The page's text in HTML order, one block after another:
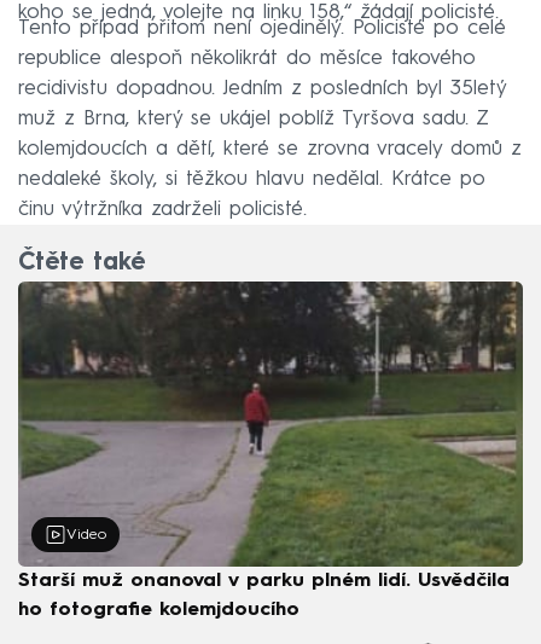
koho se jedná, volejte na linku 158,“ žádají policisté.
Tento případ přitom není ojedinělý. Policisté po celé
republice alespoň několikrát do měsíce takového
recidivistu dopadnou. Jedním z posledních byl 35letý
muž z Brna, který se ukájel poblíž Tyršova sadu. Z
kolemjdoucích a dětí, které se zrovna vracely domů z
nedaleké školy, si těžkou hlavu nedělal. Krátce po
činu výtržníka zadrželi policisté.
Čtěte také
Video
Starší muž onanoval v parku plném lidí. Usvědčila
ho fotografie kolemjdoucího